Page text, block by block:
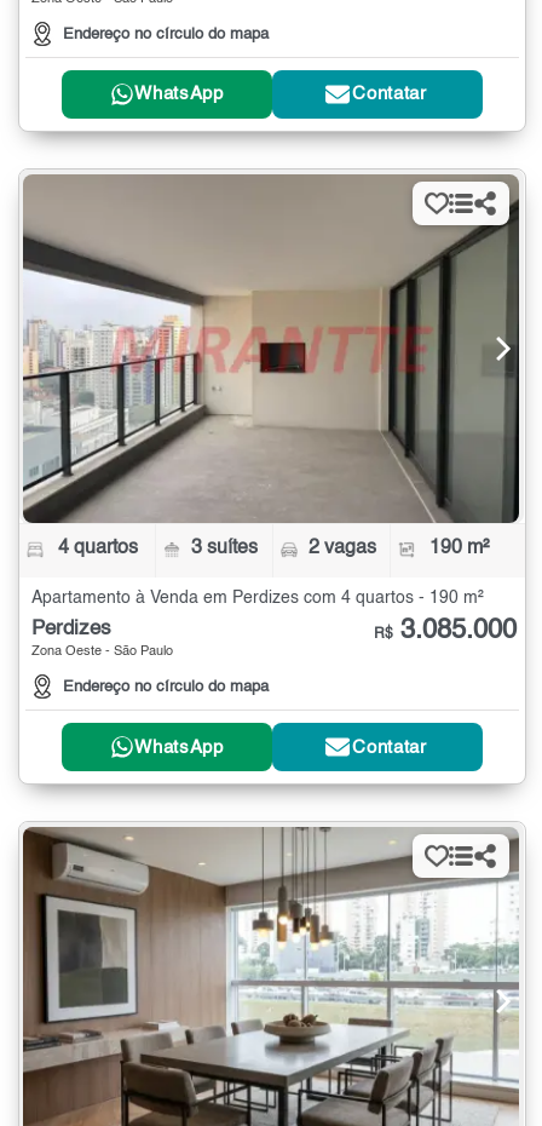
Endereço no círculo do mapa
WhatsApp Contatar
4 quartos 3 suítes 2 vagas 190 m²
Apartamento à Venda em Perdizes com 4 quartos - 190 m²
Perdizes
Zona Oeste - São Paulo
Endereço no círculo do mapa
R$ 3.085.000
WhatsApp Contatar